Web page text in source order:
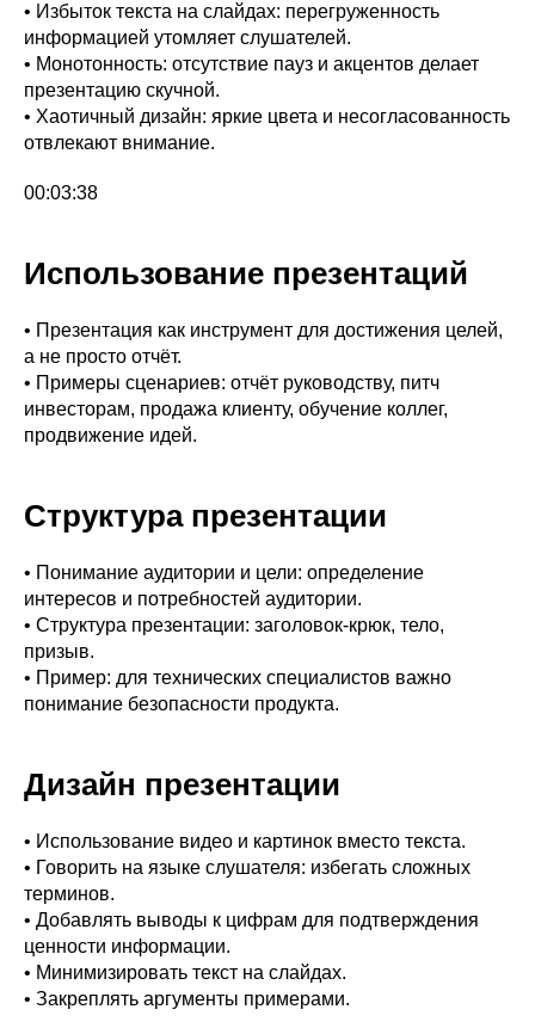
• Избыток текста на слайдах: перегруженность
информацией утомляет слушателей.
• Монотонность: отсутствие пауз и акцентов делает
презентацию скучной.
• Хаотичный дизайн: яркие цвета и несогласованность
отвлекают внимание.
00:03:38
Использование презентаций
• Презентация как инструмент для достижения целей,
а не просто отчёт.
• Примеры сценариев: отчёт руководству, питч
инвесторам, продажа клиенту, обучение коллег,
продвижение идей.
Структура презентации
• Понимание аудитории и цели: определение
интересов и потребностей аудитории.
• Структура презентации: заголовок-крюк, тело,
призыв.
• Пример: для технических специалистов важно
понимание безопасности продукта.
Дизайн презентации
• Использование видео и картинок вместо текста.
• Говорить на языке слушателя: избегать сложных
терминов.
• Добавлять выводы к цифрам для подтверждения
ценности информации.
• Минимизировать текст на слайдах.
• Закреплять аргументы примерами.